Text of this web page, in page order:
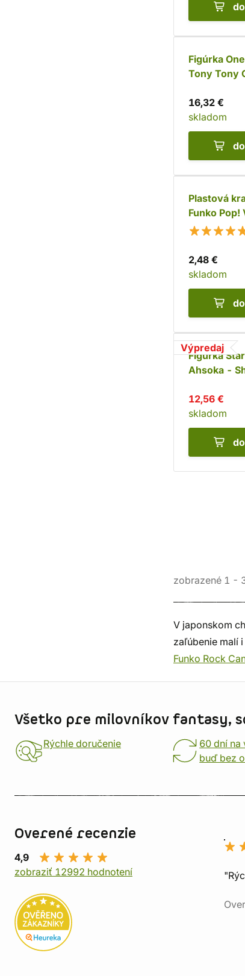
Figúrka
Tony Tony
16,32 €
skladom
Plastová
Funko Pop!
veľkosť
2,48 €
skladom
Výpredaj
Figúrka
Ahsoka -
12,56 €
skladom
zobrazené 1 -
V japonskom
zaľúbenie malí
Funko Rock
Všetko pre milovníkov fantasy,
Rýchle doručenie
60 dní na
buď bez
Overené recenzie
4,9
zobraziť 12992 hodnotení